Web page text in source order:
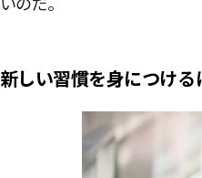
いのだ。
新しい習慣を身につけ